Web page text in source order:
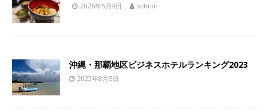
2026年5月9日 admin
沖縄・那覇地区ビジネスホテルランキング2023
2023年8月5日